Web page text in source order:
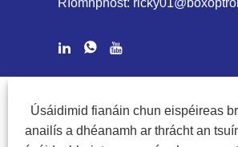
Ríomhphost:
CÓIPCHEART @ 2020 SHENZHEN BOX
Úsáidimid fianáin chun eispéireas
anailís a dhéanamh ar thrácht an